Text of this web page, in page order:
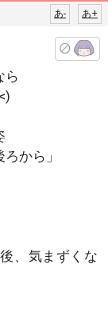
あ+
あ-
ら
から」
、気まずくな